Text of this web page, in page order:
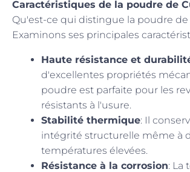
Caractéristiques de la poudre de
Qu'est-ce qui distingue la poudre de
Examinons ses principales
Haute résistance et
d'excellentes propriétés
poudre est parfaite pour les
résistants à l'usure.
Stabilité thermique: Il
intégrité structurelle même à
températures élevées.
Résistance à la corrosion: La